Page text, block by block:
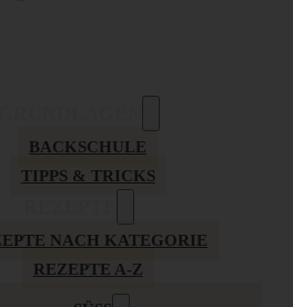
BACKSCHULE
TIPPS & TRICKS
NACH KATEGORIE
REZEPTE A-Z